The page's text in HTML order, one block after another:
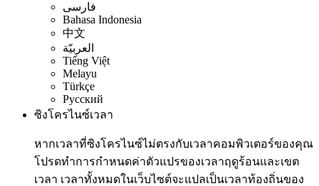
فارسی
Bahasa Indonesia
中文
العربيّة
Tiếng Việt
Melayu
Türkçe
Русский
ซิงโครไนซ์เวลา
หากเวลาที่ซิงโครไนซ์ไม่ตรงกับเวลาคอมพิวเตอร์ของคุณ
โปรดทำการกำหนดค่าตัวแปรของเวลาฤดูร้อนและเขต
เวลา เวลาทั้งหมดในเว็บไซต์จะแปลเป็นเวลาท้องถิ่นของ